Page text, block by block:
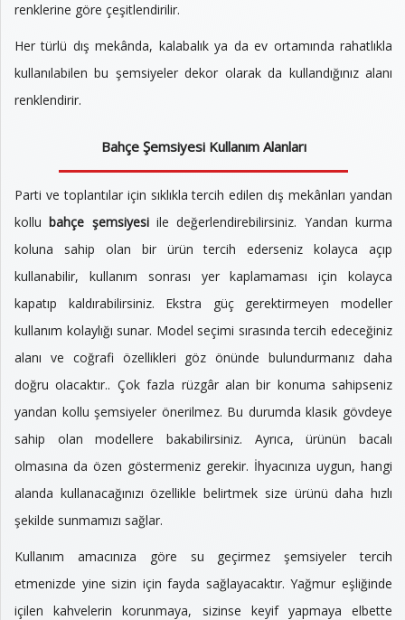
renklerine göre çeşitlendirilir.
Her türlü dış mekânda, kalabalık ya da ev ortamında rahatlıkla
kullanılabilen bu şemsiyeler dekor olarak da kullandığınız alanı
renklendirir.
Bahçe Şemsiyesi Kullanım Alanları
Parti ve toplantılar için sıklıkla tercih edilen dış mekânları yandan
kollubahçe şemsiyesiile değerlendirebilirsiniz. Yandan kurma
koluna sahip olan bir ürün tercih ederseniz kolayca açıp
kullanabilir, kullanım sonrası yer kaplamaması için kolayca
kapatıp kaldırabilirsiniz. Ekstra güç gerektirmeyen modeller
kullanım kolaylığı sunar. Model seçimi sırasında tercih edeceğiniz
alanı ve coğrafi özellikleri göz önünde bulundurmanız daha
doğru olacaktır.. Çok fazla rüzgâr alan bir konuma sahipseniz
yandan kollu şemsiyeler önerilmez. Bu durumda klasik gövdeye
sahip olan modellere bakabilirsiniz. Ayrıca, ürünün bacalı
olmasına da özen göstermeniz gerekir. İhyacınıza uygun, hangi
alanda kullanacağınızı özellikle belirtmek size ürünü daha hızlı
şekilde sunmamızı sağlar.
Kullanım amacınıza göre su geçirmez şemsiyeler tercih
etmenizde yine sizin için fayda sağlayacaktır. Yağmur eşliğinde
içilen kahvelerin korunmaya, sizinse keyif yapmaya elbette